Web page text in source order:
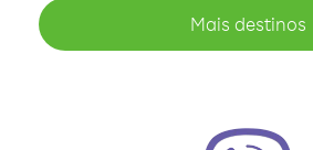
Mais destinos